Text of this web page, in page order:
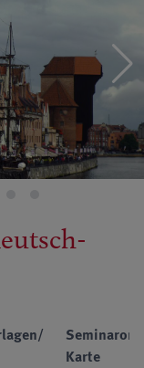
Seminarort/
Karte